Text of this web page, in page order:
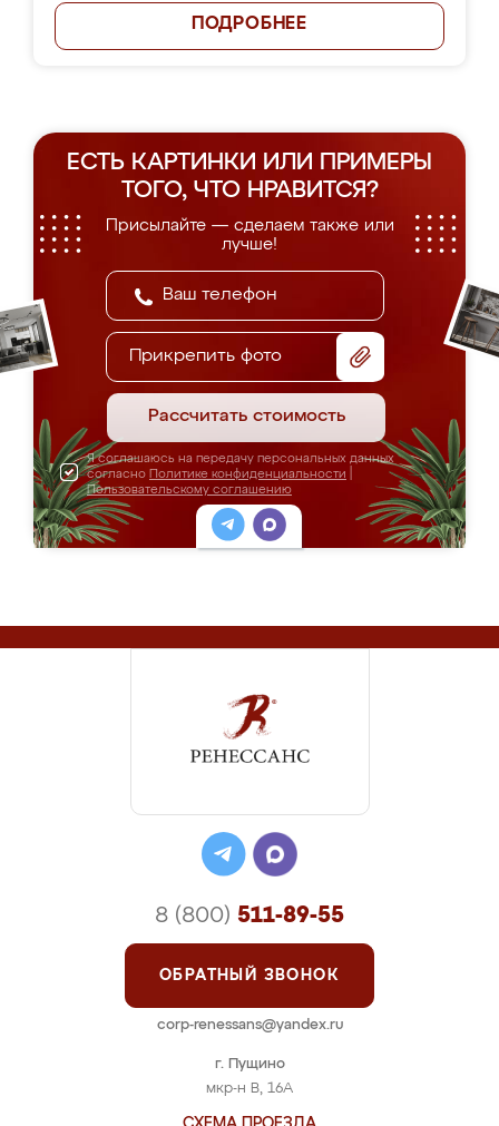
ПОДРОБНЕЕ
ЕСТЬ КАРТИНКИ ИЛИ ПРИМЕРЫ
ТОГО, ЧТО НРАВИТСЯ?
Присылайте — сделаем также или
лучше!
Прикрепить фото
Рассчитать стоимость
Я соглашаюсь на передачу персональных данных
согласно Политике конфиденциальности
Пользовательскому соглашению
г. Пущино
мкр-н В, 16А
8 (800) 511-89-55
ОБРАТНЫЙ ЗВОНОК
corp-renessans@yandex.ru